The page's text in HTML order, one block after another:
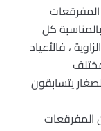
كل
، فالأعياد
يتسابقون
المفرقعات